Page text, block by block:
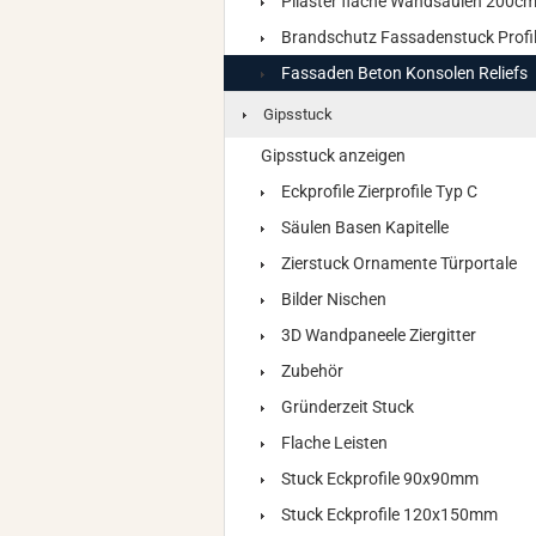
Brandschutz Fassadenstuck
Fassaden Beton Konsolen Reliefs
Gipsstuck
Gipsstuck anzeigen
Eckprofile Zierprofile Typ C
Säulen Basen Kapitelle
Zierstuck Ornamente Türportale
Bilder Nischen
3D Wandpaneele Ziergitter
Zubehör
Gründerzeit Stuck
Flache Leisten
Stuck Eckprofile 90x90mm
Stuck Eckprofile 120x150mm